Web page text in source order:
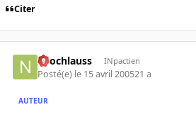
Citer
neochlauss INpactien
Posté(e) le 15 avril 200521 a
AUTEUR